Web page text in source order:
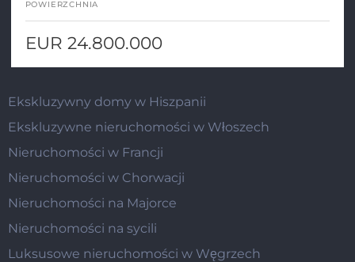
POWIERZCHNIA
EUR 24.800.000
Ekskluzywny domy w Hiszpanii
Ekskluzywne nieruchomości w Włoszech
Nieruchomości w Francji
Nieruchomości w Chorwacji
Nieruchomości na Majorce
Nieruchomości na sycili
Luksusowe nieruchomości w Węgrzech